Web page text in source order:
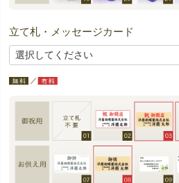
立て札・メッセージカード